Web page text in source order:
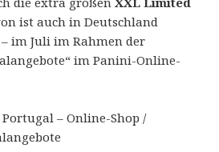
ist auch in Deutschland
im Juli im Rahmen der
im Panini-Online-
– Online-Shop /